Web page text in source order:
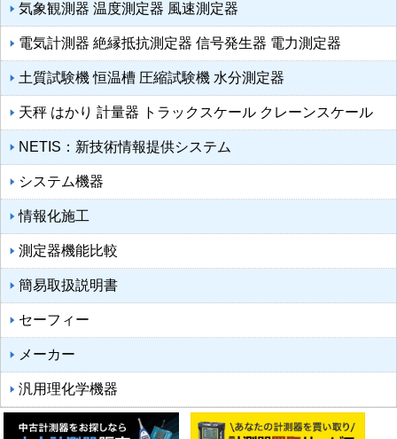
気象観測器 温度測定器 風速測定器
電気計測器 絶縁抵抗測定器 信号発生器 電力測定器
土質試験機 恒温槽 圧縮試験機 水分測定器
天秤 はかり 計量器 トラックスケール クレーンスケール
NETIS：新技術情報提供システム
システム機器
情報化施工
測定器機能比較
簡易取扱説明書
セーフィー
メーカー
汎用理化学機器